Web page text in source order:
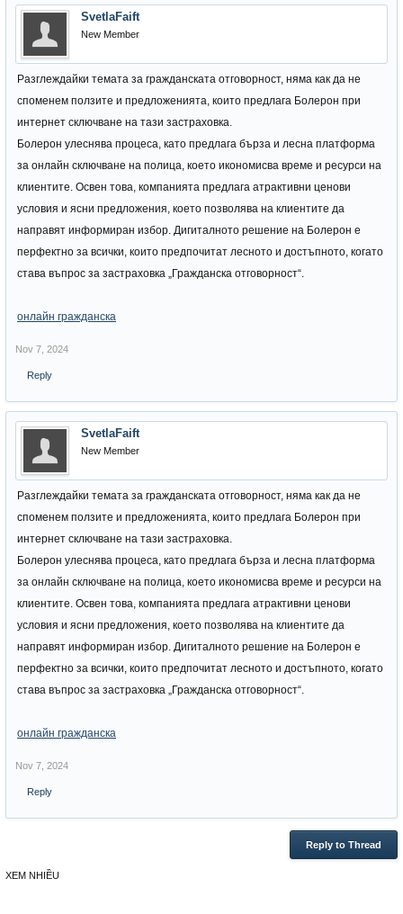
SvetlaFaift
New Member
Разглеждайки темата за гражданската отговорност, няма как да не
споменем ползите и предложенията, които предлага Болерон при
интернет сключване на тази застраховка.
Болерон улеснява процеса, като предлага бърза и лесна платформа
за онлайн сключване на полица, което икономисва време и ресурси на
клиентите. Освен това, компанията предлага атрактивни ценови
условия и ясни предложения, което позволява на клиентите да
направят информиран избор. Дигиталното решение на Болерон е
перфектно за всички, които предпочитат лесното и достъпното, когато
става въпрос за застраховка „Гражданска отговорност“.
онлайн гражданска
Nov 7, 2024
Reply
SvetlaFaift
New Member
Разглеждайки темата за гражданската отговорност, няма как да не
споменем ползите и предложенията, които предлага Болерон при
интернет сключване на тази застраховка.
Болерон улеснява процеса, като предлага бърза и лесна платформа
за онлайн сключване на полица, което икономисва време и ресурси на
клиентите. Освен това, компанията предлага атрактивни ценови
условия и ясни предложения, което позволява на клиентите да
направят информиран избор. Дигиталното решение на Болерон е
перфектно за всички, които предпочитат лесното и достъпното, когато
става въпрос за застраховка „Гражданска отговорност“.
онлайн гражданска
Nov 7, 2024
Reply
Reply to Thread
XEM NHIỀU